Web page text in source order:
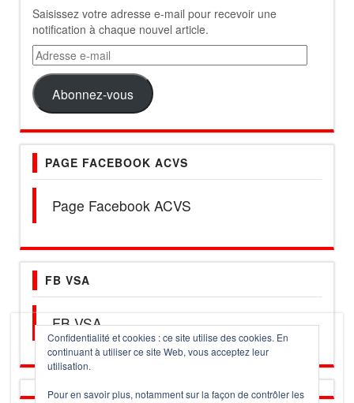
Confidentialité et cookies : ce site utilise des cookies. En
continuant à utiliser ce site Web, vous acceptez leur
utilisation.
Pour en savoir plus, notamment sur la façon de contrôler les
Saisissez votre adresse e-mail pour recevoir une
notification à chaque nouvel article.
Adresse
e-
mail
Abonnez-vous
PAGE FACEBOOK ACVS
Page Facebook ACVS
FB VSA
FB VSA